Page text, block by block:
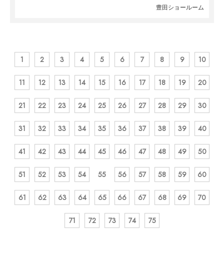
豊田ショールーム
1 2 3 4 5 6 7 8 9 10
11 12 13 14 15 16 17 18 19 20
21 22 23 24 25 26 27 28 29 30
31 32 33 34 35 36 37 38 39 40
41 42 43 44 45 46 47 48 49 50
51 52 53 54 55 56 57 58 59 60
61 62 63 64 65 66 67 68 69 70
71 72 73 74 75